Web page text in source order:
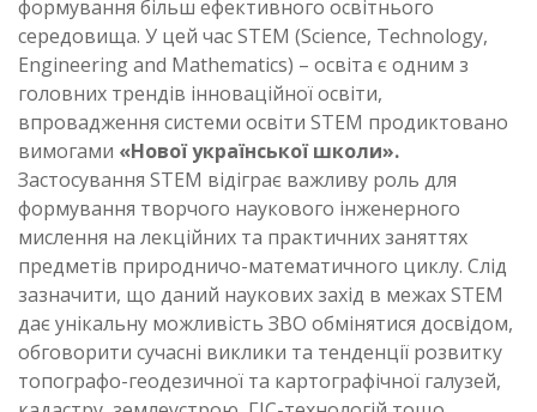
формування більш ефективного освітнього
середовища. У цей час SТЕМ (Science, Technology,
Engineering and Mathematics) – освіта є одним з
головних трендів інноваційної освіти,
впровадження системи освіти SТЕМ продиктовано
вимогами «Нової української школи».
Застосування SТЕМ відіграє важливу роль для
формування творчого наукового інженерного
мислення на лекційних та практичних заняттях
предметів природничо-математичного циклу. Слід
зазначити, що даний наукових захід в межах STEM
дає унікальну можливість ЗВО обмінятися досвідом,
обговорити сучасні виклики та тенденції розвитку
топографо-геодезичної та картографічної галузей,